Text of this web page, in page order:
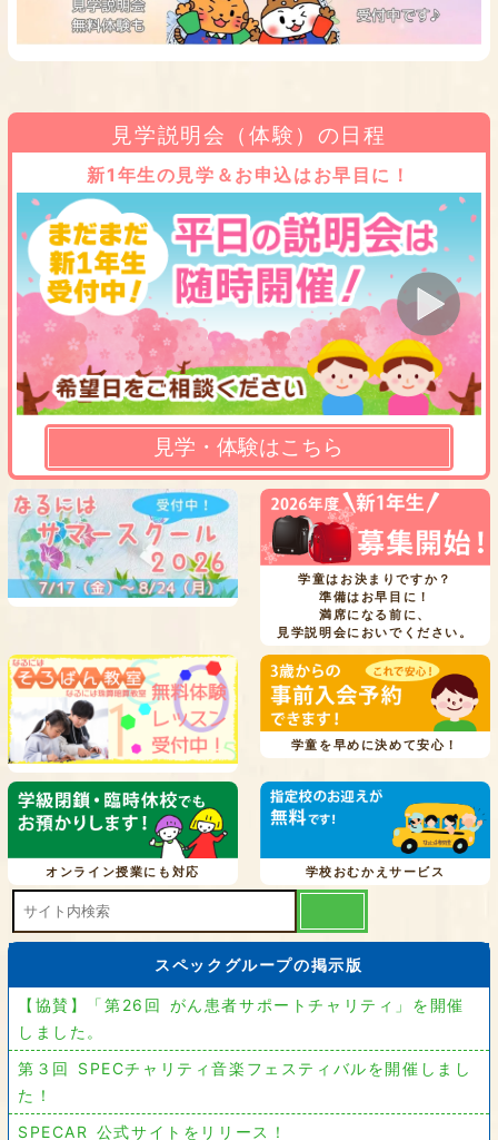
見学説明会（体験）の日程
新1年生の見学＆お申込はお早目に！
見学・体験はこちら
学童はお決まりですか？
準備はお早目に！
満席になる前に、
見学説明会においでください。
学童を早めに決めて安心！
オンライン授業にも対応 学校おむかえサービス
スペックグループの掲示版
【協賛】「第26回 がん患者サポートチャリティ」を開催
しました。
第３回 SPECチャリティ音楽フェスティバルを開催しまし
た！
SPECAR 公式サイトをリリース！